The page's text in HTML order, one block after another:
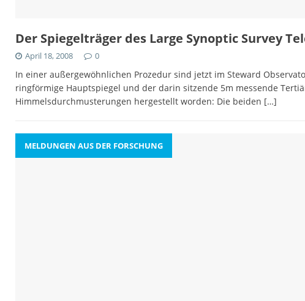
Der Spiegelträger des Large Synoptic Survey
April 18, 2008 0
In einer außergewöhnlichen Prozedur sind jetzt im Steward
ringförmige Hauptspiegel und der darin sitzende 5m messende
Himmelsdurchmusterungen hergestellt worden: Die beiden […]
MELDUNGEN AUS DER FORSCHUNG